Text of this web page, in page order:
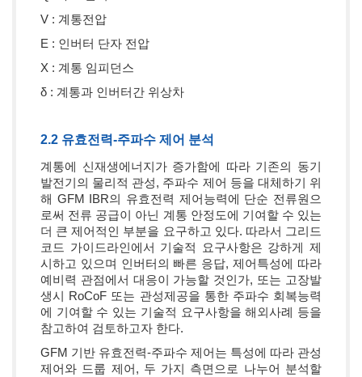
V : 계통전압
E : 인버터 단자 전압
X : 계통 임피던스
δ : 계통과 인버터간 위상차
2.2 유효전력-주파수 제어 분석
계통에 신재생에너지가 증가함에 따라 기존의 동기
발전기의 물리적 관성, 주파수 제어 등을 대체하기 위
해 GFM IBR의 유효전력 제어능력에 단순 전류원으
로써 전류 공급이 아닌 계통 안정도에 기여할 수 있는
더 큰 제어적인 부분을 요구하고 있다. 따라서 그리드
코드 가이드라인에서 기술적 요구사항은 강하게 제
시하고 있으며 인버터의 빠른 응답, 제어특성에 따라
예비력 관점에서 대응이 가능할 것인가, 또는 고장발
생시 RoCoF 또는 관성제공을 통한 주파수 회복능력
에 기여할 수 있는 기술적 요구사항을 해외사례 등을
참고하여 검토하고자 한다.
GFM 기반 유효전력-주파수 제어는 특성에 따라 관성
제어와 드룹 제어, 두 가지 측면으로 나누어 분석할